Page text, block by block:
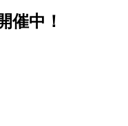
催中！